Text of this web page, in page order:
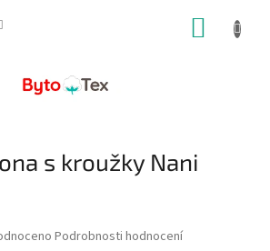
s kroužky Nani
Podrobnosti hodnocení